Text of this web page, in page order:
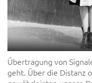
Übertragung von
geht. Über die Distanz